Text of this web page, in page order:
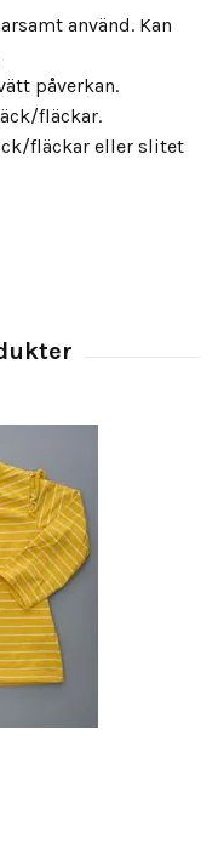
använd. Kan
påverkan.
fläckar.
fläckar eller slitet